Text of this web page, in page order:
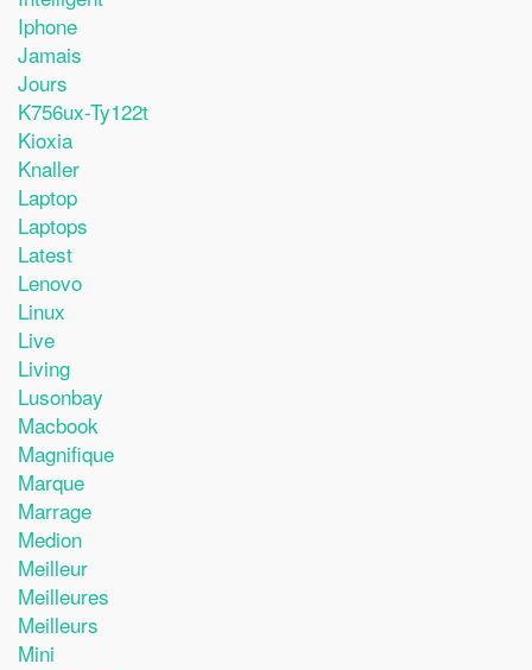
Iphone
Jamais
Jours
K756ux-Ty122t
Kioxia
Knaller
Laptop
Laptops
Latest
Lenovo
Linux
Live
Living
Lusonbay
Macbook
Magnifique
Marque
Marrage
Medion
Meilleur
Meilleures
Meilleurs
Mini